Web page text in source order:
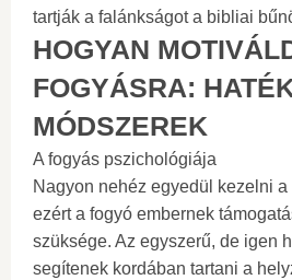
tartják a falánkságot a bibliai
HOGYAN
FOGYÁSRA:
MÓDSZEREK
A fogyás pszichológiája
Nagyon nehéz egyedül kezelni
ezért a fogyó embernek
szüksége. Az egyszerű, de igen
segítenek kordában tartani a